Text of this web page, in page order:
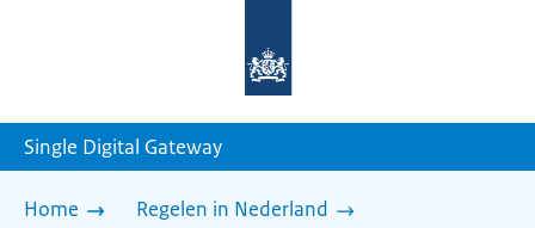
homepage
Single Digital Gateway
Home
Regelen in Nederland